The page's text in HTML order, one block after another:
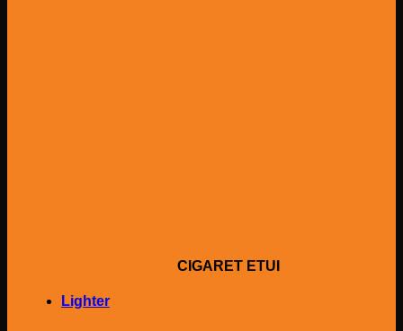
CIGARET ETUI
Lighter